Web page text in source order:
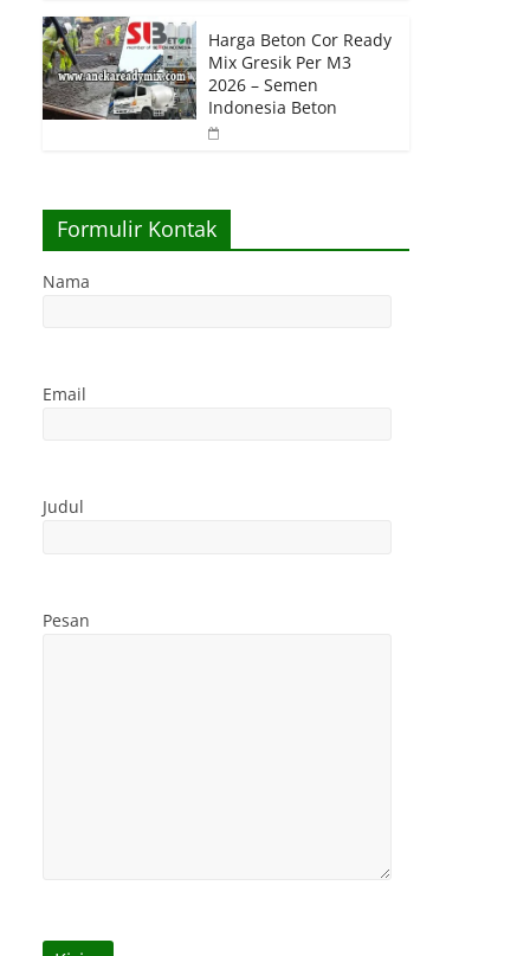
Harga Beton Cor Ready
Mix Gresik Per M3
2026 – Semen
Indonesia Beton
Formulir Kontak
Nama
Email
Judul
Pesan